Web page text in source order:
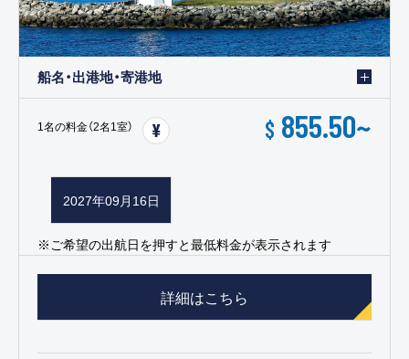
船名・出港地・寄港地
1名の料金（2名1室） $ 855.50~
2027年09月16日
※ご希望の出航日を押すと最低料金が表示されます
詳細はこちら